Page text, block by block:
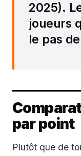
2025).
joueurs
le pas
par point
Plutôt que de